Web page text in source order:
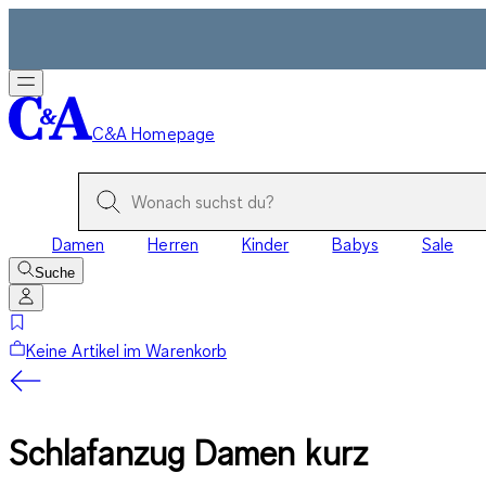
C&A Homepage
Damen Herren Kinder Babys Sale
Suche
Keine Artikel im Warenkorb
Schlafanzug Damen kurz